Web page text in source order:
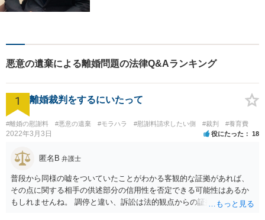
居が高いと思っていらっしゃ
る方こそ、是非一度ご相談く
ださい。
悪意の遺棄による離婚問題の法律Q&Aランキング
1 離婚裁判をするにいたって
#離婚の慰謝料 #悪意の遺棄 #モラハラ #慰謝料請求したい側 #裁判 #養育費
2022年3月3日 役にたった 18
匿名B 弁護士
普段から同様の嘘をついていたことがわかる客観的な証拠があれば、
その点に関する相手の供述部分の信用性を否定できる可能性はあるか
もしれませんね。 調停と違い、訴訟は法的観点からの証拠と主張がよ